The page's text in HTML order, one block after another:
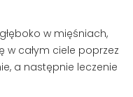
w mięśniach,
całym ciele poprzez
a następnie leczenie